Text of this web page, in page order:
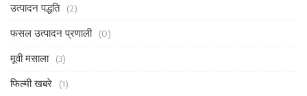
उत्पादन पद्धति (2)
फसल उत्पादन प्रणाली (0)
मूवी मसाला (3)
फिल्मी खबरे (1)